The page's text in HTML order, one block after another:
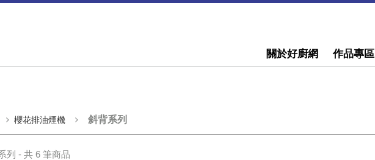
關於好廚網 作品專區
櫻花排油煙機 斜背系列
列 - 共 6 筆商品